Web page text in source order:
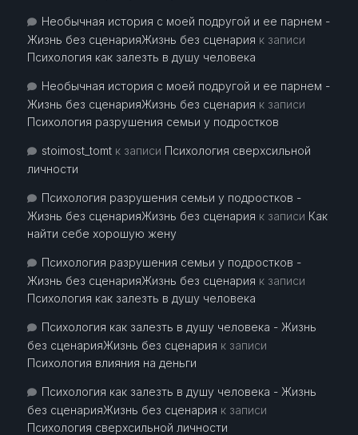
Необычная история с моей подругой и ее парнем -
Жизнь без сценарияЖизнь без сценария к записи
Психология как залезть в душу человека
Необычная история с моей подругой и ее парнем -
Жизнь без сценарияЖизнь без сценария к записи
Психология разрушения семьи у подростков
stoimost_tomtк записи Психология сверхсильной
личности
Психология разрушения семьи у подростков -
Жизнь без сценарияЖизнь без сценария к записи Как
найти себе хорошую жену
Психология разрушения семьи у подростков -
Жизнь без сценарияЖизнь без сценария к записи
Психология как залезть в душу человека
Психология как залезть в душу человека - Жизнь
без сценарияЖизнь без сценария к записи
Психология влияния на деньги
Психология как залезть в душу человека - Жизнь
без сценарияЖизнь без сценария к записи
Психология сверхсильной личности